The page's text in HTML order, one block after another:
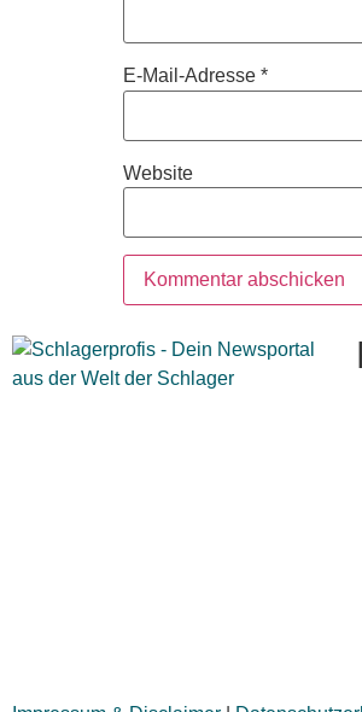
E-Mail-Adresse *
Website